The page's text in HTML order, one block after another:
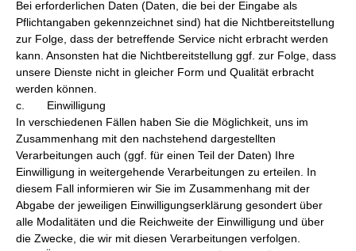
Bei erforderlichen Daten (Daten, die bei der Eingabe als
Pflichtangaben gekennzeichnet sind) hat die Nichtbereitstellung
zur Folge, dass der betreffende Service nicht erbracht werden
kann. Ansonsten hat die Nichtbereitstellung ggf. zur Folge, dass
unsere Dienste nicht in gleicher Form und Qualität erbracht
werden können.
c. Einwilligung
In verschiedenen Fällen haben Sie die Möglichkeit, uns im
Zusammenhang mit den nachstehend dargestellten
Verarbeitungen auch (ggf. für einen Teil der Daten) Ihre
Einwilligung in weitergehende Verarbeitungen zu erteilen. In
diesem Fall informieren wir Sie im Zusammenhang mit der
Abgabe der jeweiligen Einwilligungserklärung gesondert über
alle Modalitäten und die Reichweite der Einwilligung und über
die Zwecke, die wir mit diesen Verarbeitungen verfolgen.